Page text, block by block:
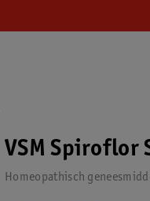
VSM Spiroflor
Homeopathisch